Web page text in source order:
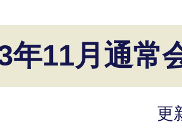
年11月通常
更